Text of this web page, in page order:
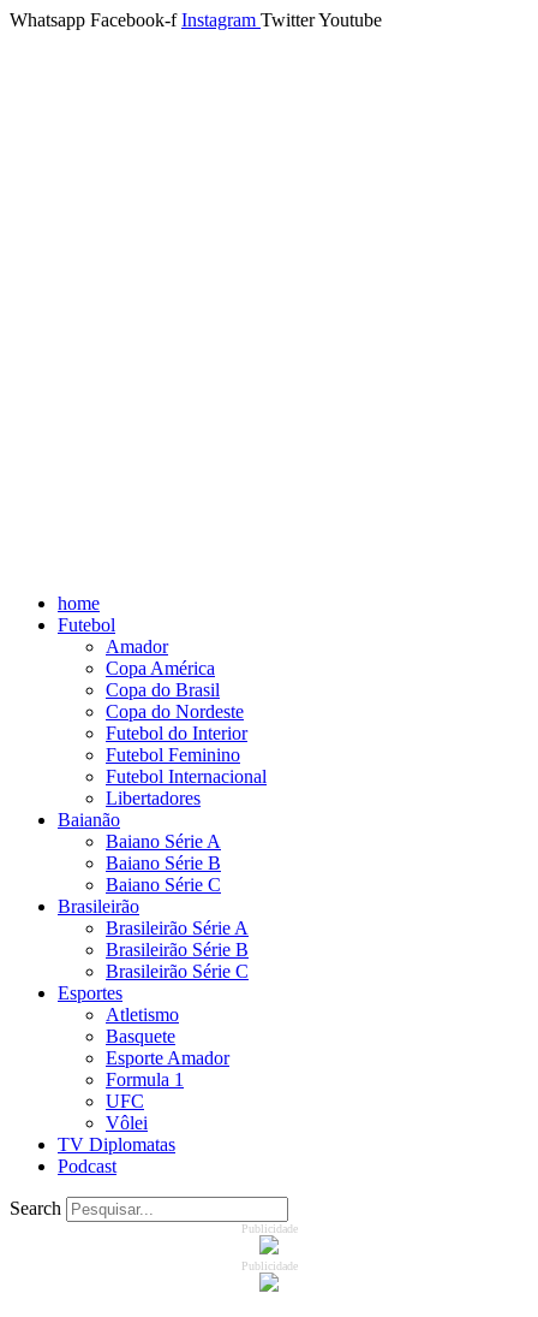
Whatsapp Facebook-f Instagram TwitterYoutube
home
Futebol
Amador
Copa América
Copa do Brasil
Copa do Nordeste
Futebol do Interior
Futebol Feminino
Futebol Internacional
Libertadores
Baianão
Baiano Série A
Baiano Série B
Baiano Série C
Brasileirão
Brasileirão Série A
Brasileirão Série B
Brasileirão Série C
Esportes
Atletismo
Basquete
Esporte Amador
Formula 1
UFC
Vôlei
TV Diplomatas
Podcast
Search
Publicidade
Publicidade